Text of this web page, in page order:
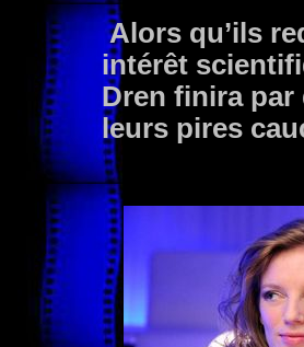
Alors qu’ils
intérêt
Dren finira
leurs pires